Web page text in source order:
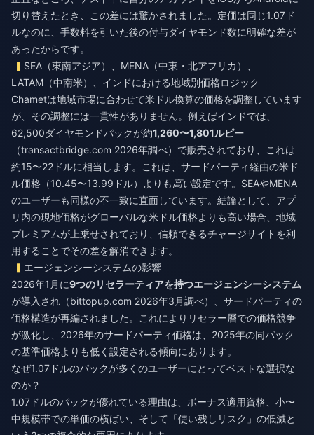
切り替えたとき、この差には驚かされました。定価は同じ1.07ド
ルなのに、手数料を引いた後の付与ダイヤモンド数に明確な差が
あったからです。
SEA（東南アジア）、MENA（中東・北アフリカ）、
LATAM（中南米）、インドにおける地域別価格ロジック
Chametは地域市場に合わせて米ドル換算の価格を調整しています
が、その調整には一貫性がありません。例えばインドでは、
62,500ダイヤモンドパックが約1,260〜1,801ルピー
（transactbridge.com 2026年調べ）で販売されており、これは
約15〜22ドルに相当します。これは、サードパーティ経由の米ド
ル価格（10.45〜13.99ドル）よりも高い設定です。SEAやMENA
のユーザーも同様の不一致に直面しています。結論として、アプ
リ内の現地価格がグローバルな米ドル価格よりも高い場合、地域
プレミアムが上乗せされており、信頼できるチャージサイトを利
用することでその差を解消できます。
エージェンシーシステムの影響
2026年1月に9つのリセラーティアを持つエージェンシーシステム
が導入され（bittopup.com 2026年3月調べ）、サードパーティの
価格構造が再編されました。これによりリセラー層での価格競争
が激化し、2026年のサードパーティ価格は、2025年の同パック
の基準価格よりも低く設定される傾向にあります。
なぜ1.07ドルのパックが多くのユーザーにとってベストな選択な
のか？
1.07ドルのパックが優れている理由は、ボーナス適用資格、小〜
中規模帯での単価の横ばい、そして「使い残しリスク」の低減と